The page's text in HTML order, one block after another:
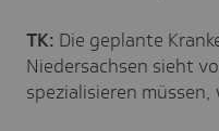
TK: Die geplante
Niedersachsen sieht
spezialisieren